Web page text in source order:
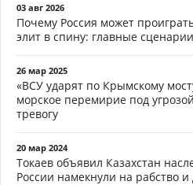
03 авг 2026
Почему Россия может
элит в спину: главные
26 мар 2025
«ВСУ ударят по Крымскому
морское перемирие под
тревогу
20 мар 2024
Токаев объявил Казахстан
России намекнули на рабство и